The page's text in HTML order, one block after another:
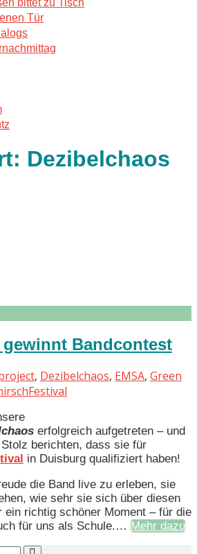
bittet zu Tisch
Tür
Dezibelchaos
gewinnt Bandcontest
, Dezibelchaos, EMSA, Green
erfolgreich aufgetreten – und
berichten, dass sie für
in Duisburg qualifiziert haben!
die Band live zu erleben, sie
wie sehr sie sich über diesen
ein richtig schöner Moment – für die
für uns als Schule.… Mehr dazu